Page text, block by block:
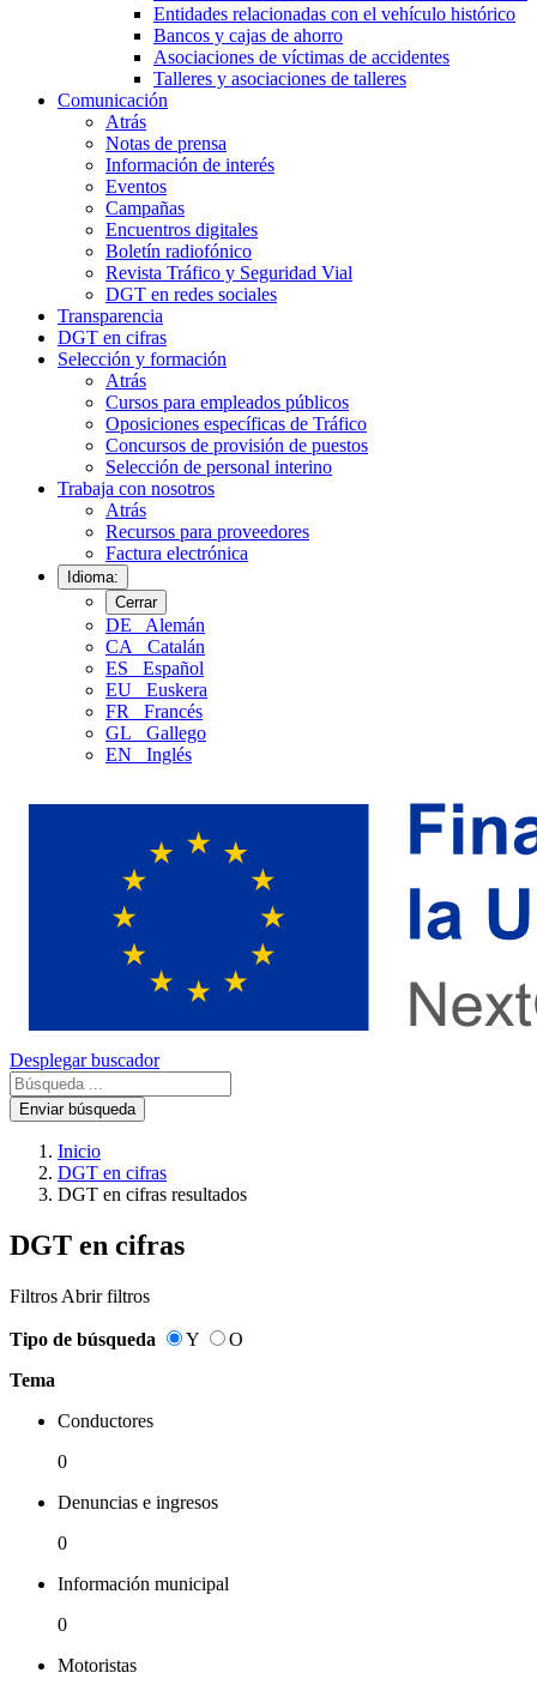
Entidades relacionadas con el vehículo histórico
Bancos y cajas de ahorro
Asociaciones de víctimas de accidentes
Talleres y asociaciones de talleres
Comunicación
Atrás
Notas de prensa
Información de interés
Eventos
Campañas
Encuentros digitales
Boletín radiofónico
Revista Tráfico y Seguridad Vial
DGT en redes sociales
Transparencia
DGT en cifras
Selección y formación
Atrás
Cursos para empleados públicos
Oposiciones específicas de Tráfico
Concursos de provisión de puestos
Selección de personal interino
Trabaja con nosotros
Atrás
Recursos para proveedores
Factura electrónica
Idioma:
Cerrar
DE
Alemán
CA
Catalán
ES
Español
EU
Euskera
FR
Francés
GL
Gallego
EN
Inglés
Desplegar buscador
Enviar búsqueda
Inicio
DGT en cifras
DGT en cifras resultados
DGT en cifras
Filtros Abrir filtros
Tipo de búsqueda Y
O
Tema
Conductores
0
Denuncias e ingresos
0
Información municipal
0
Motoristas